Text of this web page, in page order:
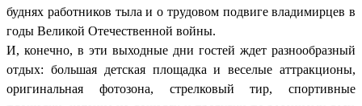
буднях работников тыла и о трудовом подвиге владимирцев в
годы Великой Отечественной войны.
И, конечно, в эти выходные дни гостей ждет разнообразный
отдых: большая детская площадка и веселые аттракционы,
оригинальная фотозона, стрелковый тир, спортивные